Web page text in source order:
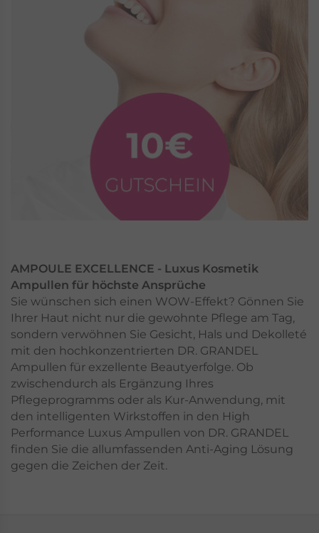
AMPOULE EXCELLENCE - Luxus Kosmetik
Ampullen für höchste Ansprüche
Sie wünschen sich einen WOW-Effekt? Gönnen Sie
Ihrer Haut nicht nur die gewohnte Pflege am Tag,
sondern verwöhnen Sie Gesicht, Hals und Dekolleté
mit den hochkonzentrierten DR. GRANDEL
Ampullen für exzellente Beautyerfolge. Ob
zwischendurch als Ergänzung Ihres
Pflegeprogramms oder als Kur-Anwendung, mit
den intelligenten Wirkstoffen in den High
Performance Luxus Ampullen von DR. GRANDEL
finden Sie die allumfassenden Anti-Aging Lösung
gegen die Zeichen der Zeit.